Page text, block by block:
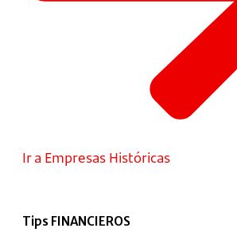
Ir a Empresas Históricas
Tips FINANCIEROS